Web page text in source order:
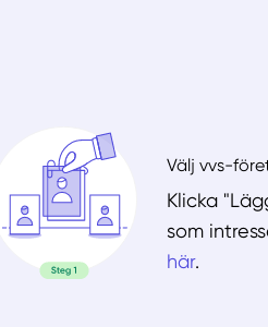
Välj vvs-
Klicka
som
här.